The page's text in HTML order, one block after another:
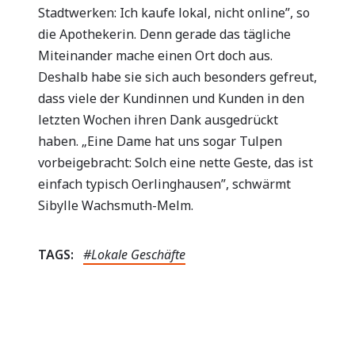
Stadtwerken: Ich kaufe lokal, nicht online”, so
die Apothekerin. Denn gerade das tägliche
Miteinander mache einen Ort doch aus.
Deshalb habe sie sich auch besonders gefreut,
dass viele der Kundinnen und Kunden in den
letzten Wochen ihren Dank ausgedrückt
haben. „Eine Dame hat uns sogar Tulpen
vorbeigebracht: Solch eine nette Geste, das ist
einfach typisch Oerlinghausen”, schwärmt
Sibylle Wachsmuth-Melm.
TAGS: #Lokale Geschäfte